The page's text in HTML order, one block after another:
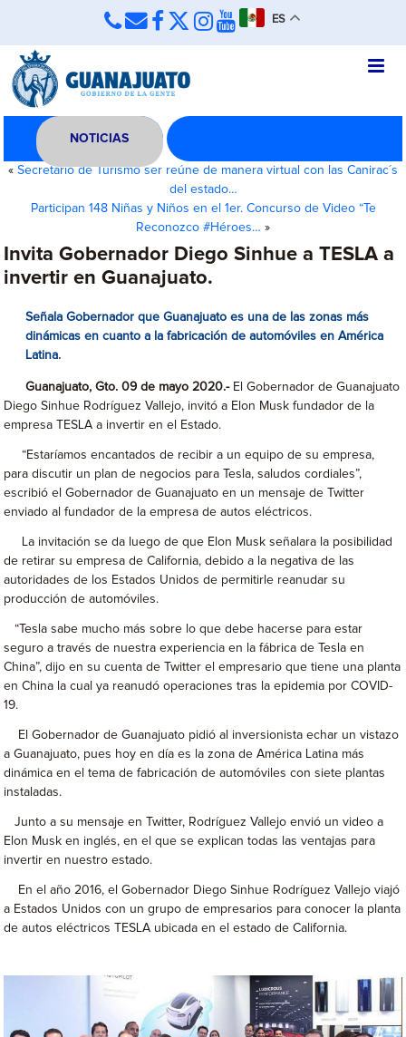
ES
NOTICIAS
« Secretario de Turismo ser reúne de manera virtual con las Canirac´s
del estado…
Participan 148 Niñas y Niños en el 1er. Concurso de Video “Te
Reconozco #Héroes… »
Invita Gobernador Diego Sinhue a TESLA a
invertir en Guanajuato.
Señala Gobernador que Guanajuato es una de las zonas más
dinámicas en cuanto a la fabricación de automóviles en América
Latina.
Guanajuato, Gto. 09 de mayo 2020.-El Gobernador de Guanajuato
Diego Sinhue Rodríguez Vallejo, invitó a Elon Musk fundador de la
empresa TESLA a invertir en el Estado.
“Estaríamos encantados de recibir a un equipo de su empresa,
para discutir un plan de negocios para Tesla, saludos cordiales”,
escribió el Gobernador de Guanajuato en un mensaje de Twitter
enviado al fundador de la empresa de autos eléctricos.
La invitación se da luego de que Elon Musk señalara la posibilidad
de retirar su empresa de California, debido a la negativa de las
autoridades de los Estados Unidos de permitirle reanudar su
producción de automóviles.
“Tesla sabe mucho más sobre lo que debe hacerse para estar
seguro a través de nuestra experiencia en la fábrica de Tesla en
China”, dijo en su cuenta de Twitter el empresario que tiene una planta
en China la cual ya reanudó operaciones tras la epidemia por COVID-
19.
El Gobernador de Guanajuato pidió al inversionista echar un vistazo
a Guanajuato, pues hoy en día es la zona de América Latina más
dinámica en el tema de fabricación de automóviles con siete plantas
instaladas.
Junto a su mensaje en Twitter, Rodríguez Vallejo envió un video a
Elon Musk en inglés, en el que se explican todas las ventajas para
invertir en nuestro estado.
En el año 2016, el Gobernador Diego Sinhue Rodríguez Vallejo viajó
a Estados Unidos con un grupo de empresarios para conocer la planta
de autos eléctricos TESLA ubicada en el estado de California.